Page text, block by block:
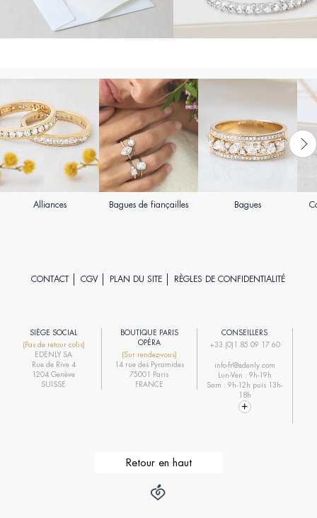
Alliances Bagues de fiançailles Bagues
CONTACT CGV PLAN DU SITE RÈGLES DE CONFIDENTIALITÉ
SIÈGE SOCIAL
(Pas de retour colis)
EDENLY SA
Rue de Rive 4
1204 Genève
SUISSE
BOUTIQUE PARIS
OPÉRA
(Sur rendez-vous)
14 rue des Pyramides
75001 Paris
FRANCE
CONSEILLERS
+33 (0)1 85 09 17 60
info-fr@edenly.com
Lun-Ven : 9h-19h
Sam : 9h-12h puis 13h-
18h
Retour en haut